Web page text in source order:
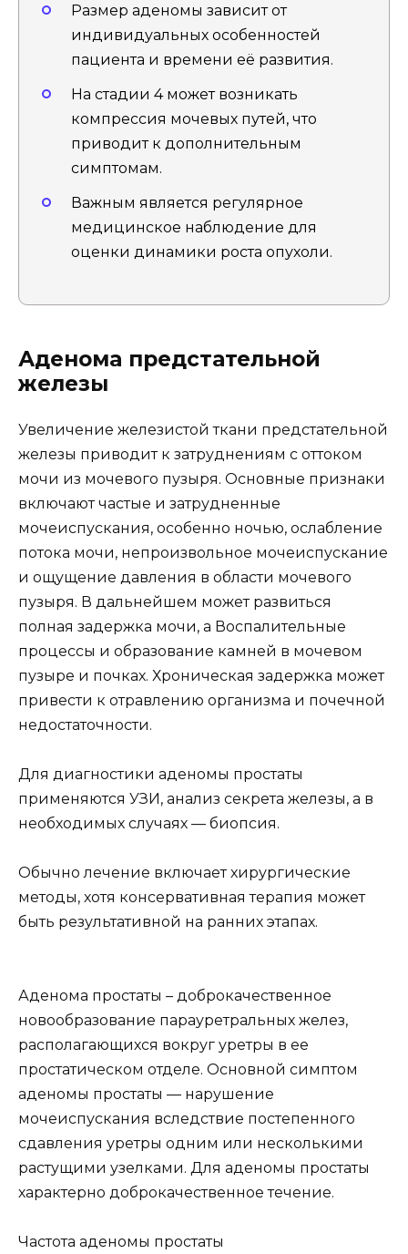
Размер аденомы зависит от
индивидуальных особенностей
пациента и времени её развития.
На стадии 4 может возникать
компрессия мочевых путей, что
приводит к дополнительным
симптомам.
Важным является регулярное
медицинское наблюдение для
оценки динамики роста опухоли.
Аденома предстательной
железы
Увеличение железистой ткани предстательной
железы приводит к затруднениям с оттоком
мочи из мочевого пузыря. Основные признаки
включают частые и затрудненные
мочеиспускания, особенно ночью, ослабление
потока мочи, непроизвольное мочеиспускание
и ощущение давления в области мочевого
пузыря. В дальнейшем может развиться
полная задержка мочи, а Воспалительные
процессы и образование камней в мочевом
пузыре и почках. Хроническая задержка может
привести к отравлению организма и почечной
недостаточности.
Для диагностики аденомы простаты
применяются УЗИ, анализ секрета железы, а в
необходимых случаях — биопсия.
Обычно лечение включает хирургические
методы, хотя консервативная терапия может
быть результативной на ранних этапах.
Аденома простаты – доброкачественное
новообразование парауретральных желез,
располагающихся вокруг уретры в ее
простатическом отделе. Основной симптом
аденомы простаты — нарушение
мочеиспускания вследствие постепенного
сдавления уретры одним или несколькими
растущими узелками. Для аденомы простаты
характерно доброкачественное течение.
Частота аденомы простаты